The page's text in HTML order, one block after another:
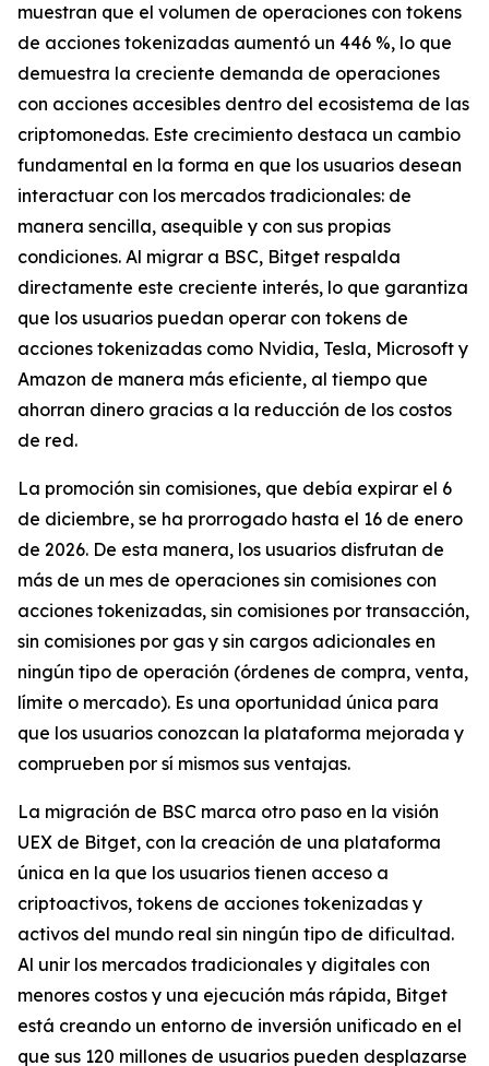
muestran que el volumen de operaciones con tokens
de acciones tokenizadas aumentó un 446 %, lo que
demuestra la creciente demanda de operaciones
con acciones accesibles dentro del ecosistema de las
criptomonedas. Este crecimiento destaca un cambio
fundamental en la forma en que los usuarios desean
interactuar con los mercados tradicionales: de
manera sencilla, asequible y con sus propias
condiciones. Al migrar a BSC, Bitget respalda
directamente este creciente interés, lo que garantiza
que los usuarios puedan operar con tokens de
acciones tokenizadas como Nvidia, Tesla, Microsoft y
Amazon de manera más eficiente, al tiempo que
ahorran dinero gracias a la reducción de los costos
de red.
La promoción sin comisiones, que debía expirar el 6
de diciembre, se ha prorrogado hasta el 16 de enero
de 2026. De esta manera, los usuarios disfrutan de
más de un mes de operaciones sin comisiones con
acciones tokenizadas, sin comisiones por transacción,
sin comisiones por gas y sin cargos adicionales en
ningún tipo de operación (órdenes de compra, venta,
límite o mercado). Es una oportunidad única para
que los usuarios conozcan la plataforma mejorada y
comprueben por sí mismos sus ventajas.
La migración de BSC marca otro paso en la visión
UEX de Bitget, con la creación de una plataforma
única en la que los usuarios tienen acceso a
criptoactivos, tokens de acciones tokenizadas y
activos del mundo real sin ningún tipo de dificultad.
Al unir los mercados tradicionales y digitales con
menores costos y una ejecución más rápida, Bitget
está creando un entorno de inversión unificado en el
que sus 120 millones de usuarios pueden desplazarse